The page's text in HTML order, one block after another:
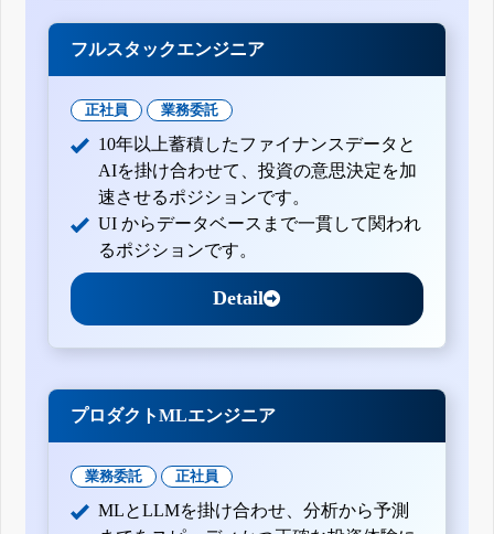
フルスタックエンジニア
正社員 業務委託
10年以上蓄積したファイナンスデータと
AIを掛け合わせて、投資の意思決定を加
速させるポジションです。
UI からデータベースまで一貫して関われ
るポジションです。
Detail
プロダクトMLエンジニア
業務委託 正社員
MLとLLMを掛け合わせ、分析から予測